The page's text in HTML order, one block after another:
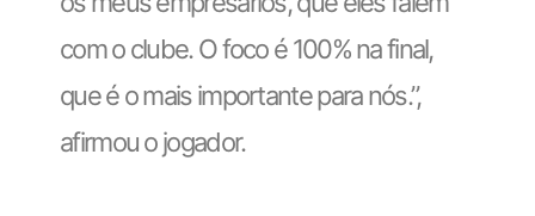
com o clube. O foco é 100% na final,
que é o mais importante para nós.”,
afirmou o jogador.